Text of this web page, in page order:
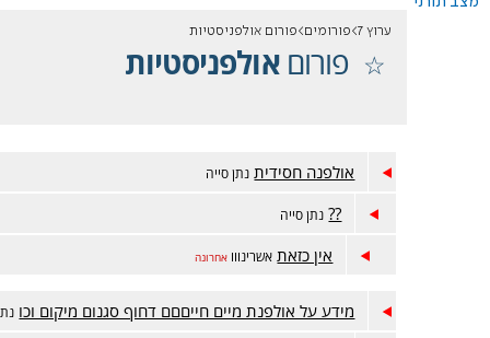
ערוץ 7 פורומים פורום אולפניסטיות
פורוםאולפניסטיות
אולפנה חסידית נתן סייה
?? נתן סייה
אין כזאת אשרינווו אחרונה
מידע על אולפנת מיים חייםםם דחוף סגנום מיקום וכו